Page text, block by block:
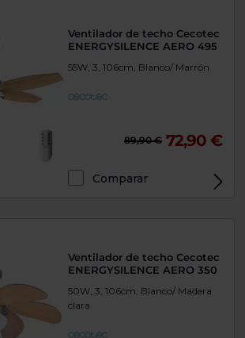
Ventilador de techo Cecotec
ENERGYSILENCE AERO 495
55W, 3, 106cm, Blanco/ Marrón
89,90 € 72,90 €
Comparar
Ventilador de techo Cecotec
ENERGYSILENCE AERO 350
50W, 3, 106cm, Blanco/ Madera
clara